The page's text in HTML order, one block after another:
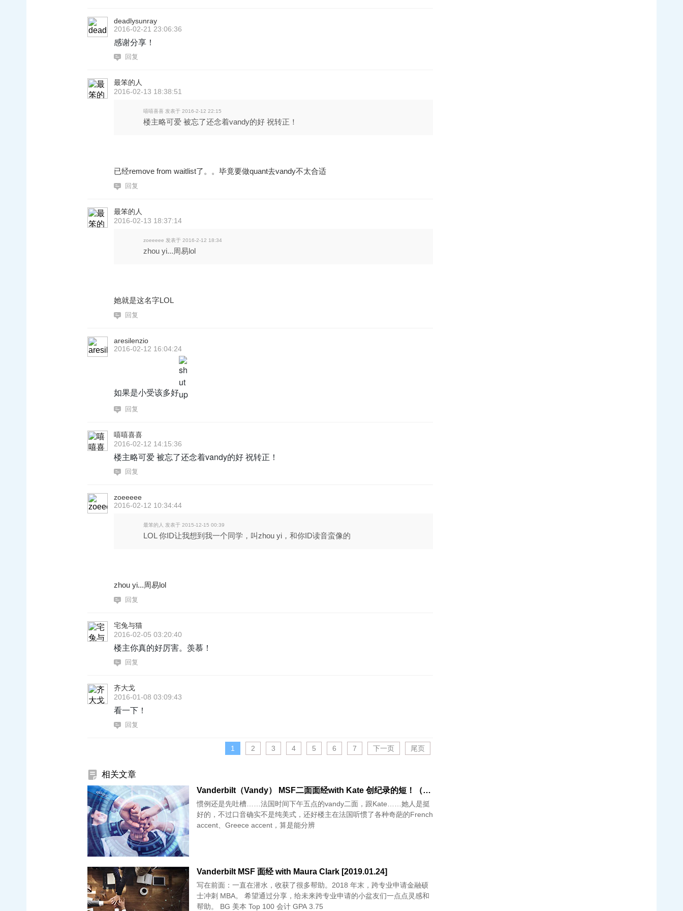
deadlysunray
2016-02-21 23:06:36
感谢分享！
回复
最笨的人
2016-02-13 18:38:51
嘻嘻喜喜 发表于 2016-2-12 22:15
楼主略可爱 被忘了还念着vandy的好 祝转正！
已经remove from waitlist了。。毕竟要做quant去vandy不太合适
回复
最笨的人
2016-02-13 18:37:14
zoeeeee 发表于 2016-2-12 18:34
zhou yi...周易lol
她就是这名字LOL
回复
aresilenzio
2016-02-12 16:04:24
如果是小受该多好
回复
嘻嘻喜喜
2016-02-12 14:15:36
楼主略可爱 被忘了还念着vandy的好 祝转正！
回复
zoeeeee
2016-02-12 10:34:44
最笨的人 发表于 2015-12-15 00:39
LOL 你ID让我想到我一个同学，叫zhou yi，和你ID读音蛮像的
zhou yi...周易lol
回复
宅兔与猫
2016-02-05 03:20:40
楼主你真的好厉害。羡慕！
回复
齐大戈
2016-01-08 03:09:43
看一下！
回复
1 2 3 4 5 6 7 下一页 尾页
相关文章
Vanderbilt（Vandy） MSF二面面经with Kate 创纪录的短！（附背景） [2014-12-10]
惯例还是先吐槽……法国时间下午五点的vandy二面，跟Kate……她人是挺
好的，不过口音确实不是纯美式，还好楼主在法国听惯了各种奇葩的French
accent、Greece accent，算是能分辨
Vanderbilt MSF 面经 with Maura Clark [2019.01.24]
写在前面：一直在潜水，收获了很多帮助。2018 年末，跨专业申请金融硕
士冲刺 MBA。 希望通过分享，给未来跨专业申请的小盆友们一点点灵感和
帮助。 BG 美本 Top 100 会计 GPA 3.75